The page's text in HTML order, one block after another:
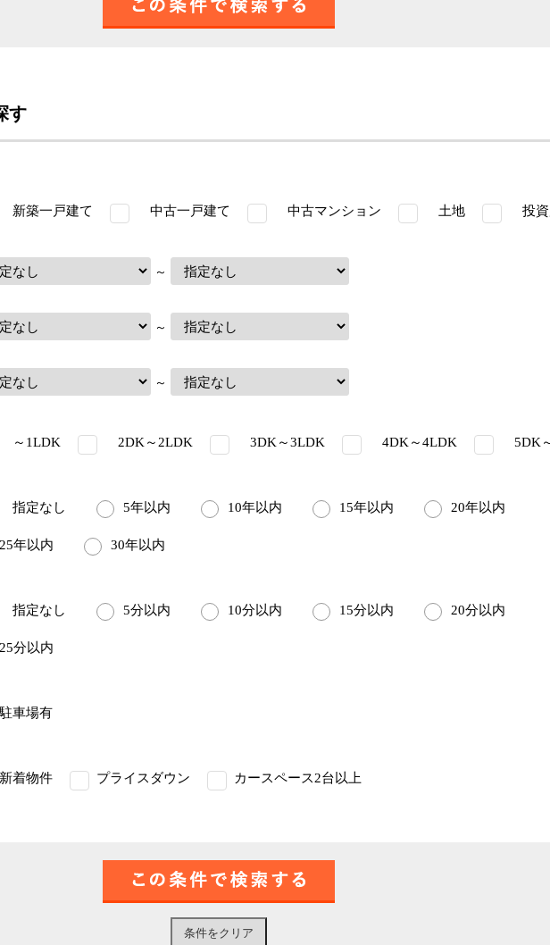
す
新築一戸建て 中古一戸建て 中古マンション 土地 投資
～
～
～
～1LDK 2DK～2LDK 3DK～3LDK 4DK～4LDK 5DK
指定なし 5年以内 10年以内 15年以内 20年以内
25年以内 30年以内
指定なし 5分以内 10分以内 15分以内 20分以内
25分以内
駐車場有
新着物件 プライスダウン カースペース2台以上